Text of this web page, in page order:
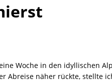
Woche in den idyllischen
Abreise näher rückte, stellte